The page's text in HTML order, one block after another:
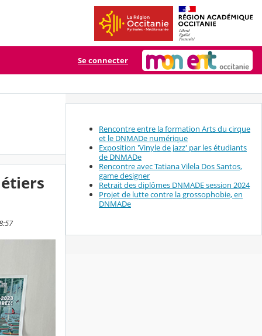
Se connecter
Rencontre entre la formation Arts du cirque
et le DNMADe numérique
Exposition 'Vinyle de jazz' par les étudiants
de DNMADe
Rencontre avec Tatiana Vilela Dos Santos,
game designer
Retrait des diplômes DNMADE session 2024
Projet de lutte contre la grossophobie, en
DNMADe